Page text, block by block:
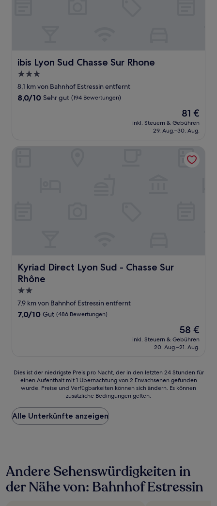
ibis Lyon Sud Chasse Sur Rhone
ibis Lyon Sud Chasse Sur Rhone
3.0-
Sterne-
Unterkunft
8,1 km von Bahnhof Estressin entfernt
8.0
Bewertungen)
8,0/10 Sehr gut (194 Bewertungen)
Der
Preis
beträgt
81 €
inkl. Steuern & Gebühren
29. Aug.–30. Aug.
Kyriad Direct Lyon Sud - Chasse Sur
Rhône
Kyriad Direct Lyon Sud - Chasse Sur Rhône
2.0-
Sterne-
Unterkunft
7,9 km von Bahnhof Estressin entfernt
7.0
7,0/10 Gut (486 Bewertungen)
Der
Preis
beträgt
58 €
inkl. Steuern & Gebühren
20. Aug.–21. Aug.
Dies
der
Preis
pro
Nacht,
24 Stunden
für
einen
Dies ist der niedrigste Preis pro Nacht, der in den letzten 24 Stunden für
einen Aufenthalt mit 1 Übernachtung von 2 Erwachsenen gefunden
wurde. Preise und Verfügbarkeiten können sich ändern. Es können
zusätzliche Bedingungen gelten.
Alle Unterkünfte anzeigen
Andere Sehenswürdigkeiten in
der Nähe von: Bahnhof Estressin